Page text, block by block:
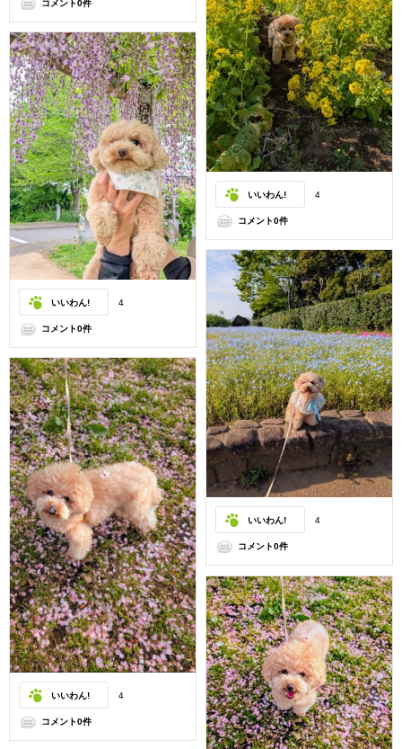
コメント0件
いいわん! 4
コメント0件
いいわん! 4
コメント0件
いいわん! 4
コメント0件
いいわん! 4
コメント0件